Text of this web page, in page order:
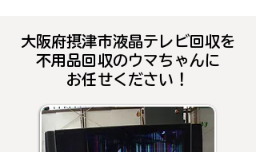
大阪府摂津市液晶テレビ回収を
不用品回収のウマちゃんに
お任せください！